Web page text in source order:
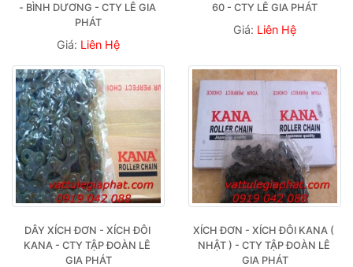
- BÌNH DƯƠNG - CTY LÊ GIA
PHÁT
Giá: Liên Hệ
60 - CTY LÊ GIA PHÁT
Giá: Liên Hệ
DÂY XÍCH ĐƠN - XÍCH ĐÔI
KANA - CTY TẬP ĐOÀN LÊ
GIA PHÁT
XÍCH ĐƠN - XÍCH ĐÔI KANA (
NHẬT ) - CTY TẬP ĐOÀN LÊ
GIA PHÁT